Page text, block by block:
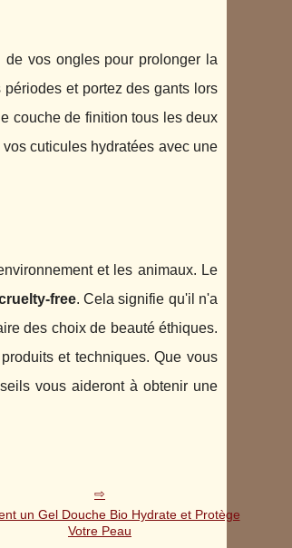
vos ongles pour prolonger la
et portez des gants lors
couche de finition tous les deux
cuticules hydratées avec une
et les animaux. Le
free. Cela signifie qu'il n'a
des choix de beauté éthiques.
et techniques. Que vous
vous aideront à obtenir une
un Gel Douche Bio Hydrate et Protège
Votre Peau